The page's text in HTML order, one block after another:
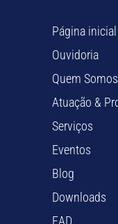
Página inicial
Ouvidoria
Quem Somos
Atuação &
Serviços
Eventos
Blog
Downloads
EAD